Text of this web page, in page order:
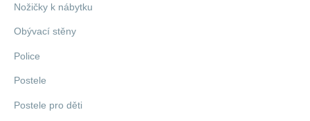
Nožičky k nábytku
Obývací stěny
Police
Postele
Postele pro děti